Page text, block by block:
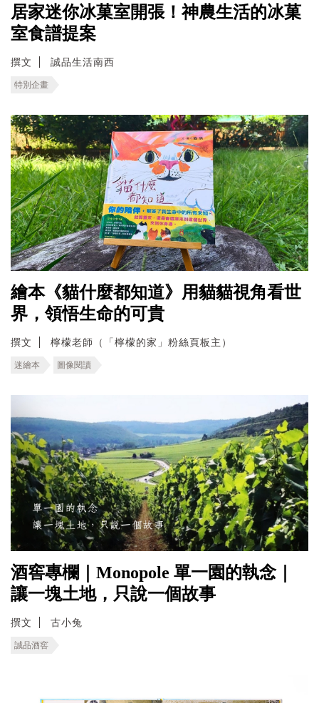
居家迷你冰菓室開張！神農生活的冰菓
室食譜提案
撰文 誠品生活南西
特別企畫
繪本《貓什麼都知道》用貓貓視角看世
界，領悟生命的可貴
撰文 檸檬老師（「檸檬的家」粉絲頁板主）
迷繪本 圖像閱讀
酒窖專欄｜Monopole 單一園的執念｜
讓一塊土地，只說一個故事
撰文 古小兔
誠品酒窖